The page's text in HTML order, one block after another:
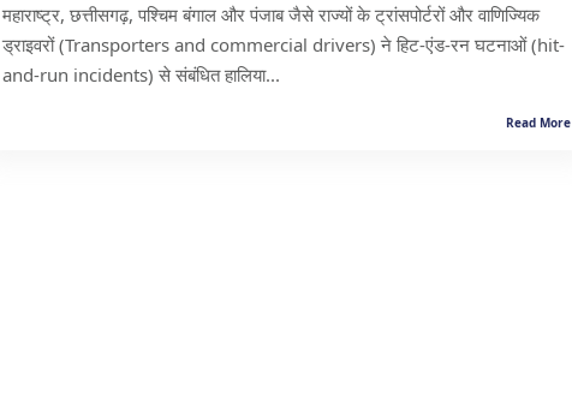
महाराष्ट्र, छत्तीसगढ़, पश्चिम बंगाल और पंजाब जैसे राज्यों के ट्रांसपोर्टरों और वाणिज्यिक
ड्राइवरों (Transporters and commercial drivers) ने हिट-एंड-रन घटनाओं (hit-
and-run incidents) से संबंधित हालिया...
Read More